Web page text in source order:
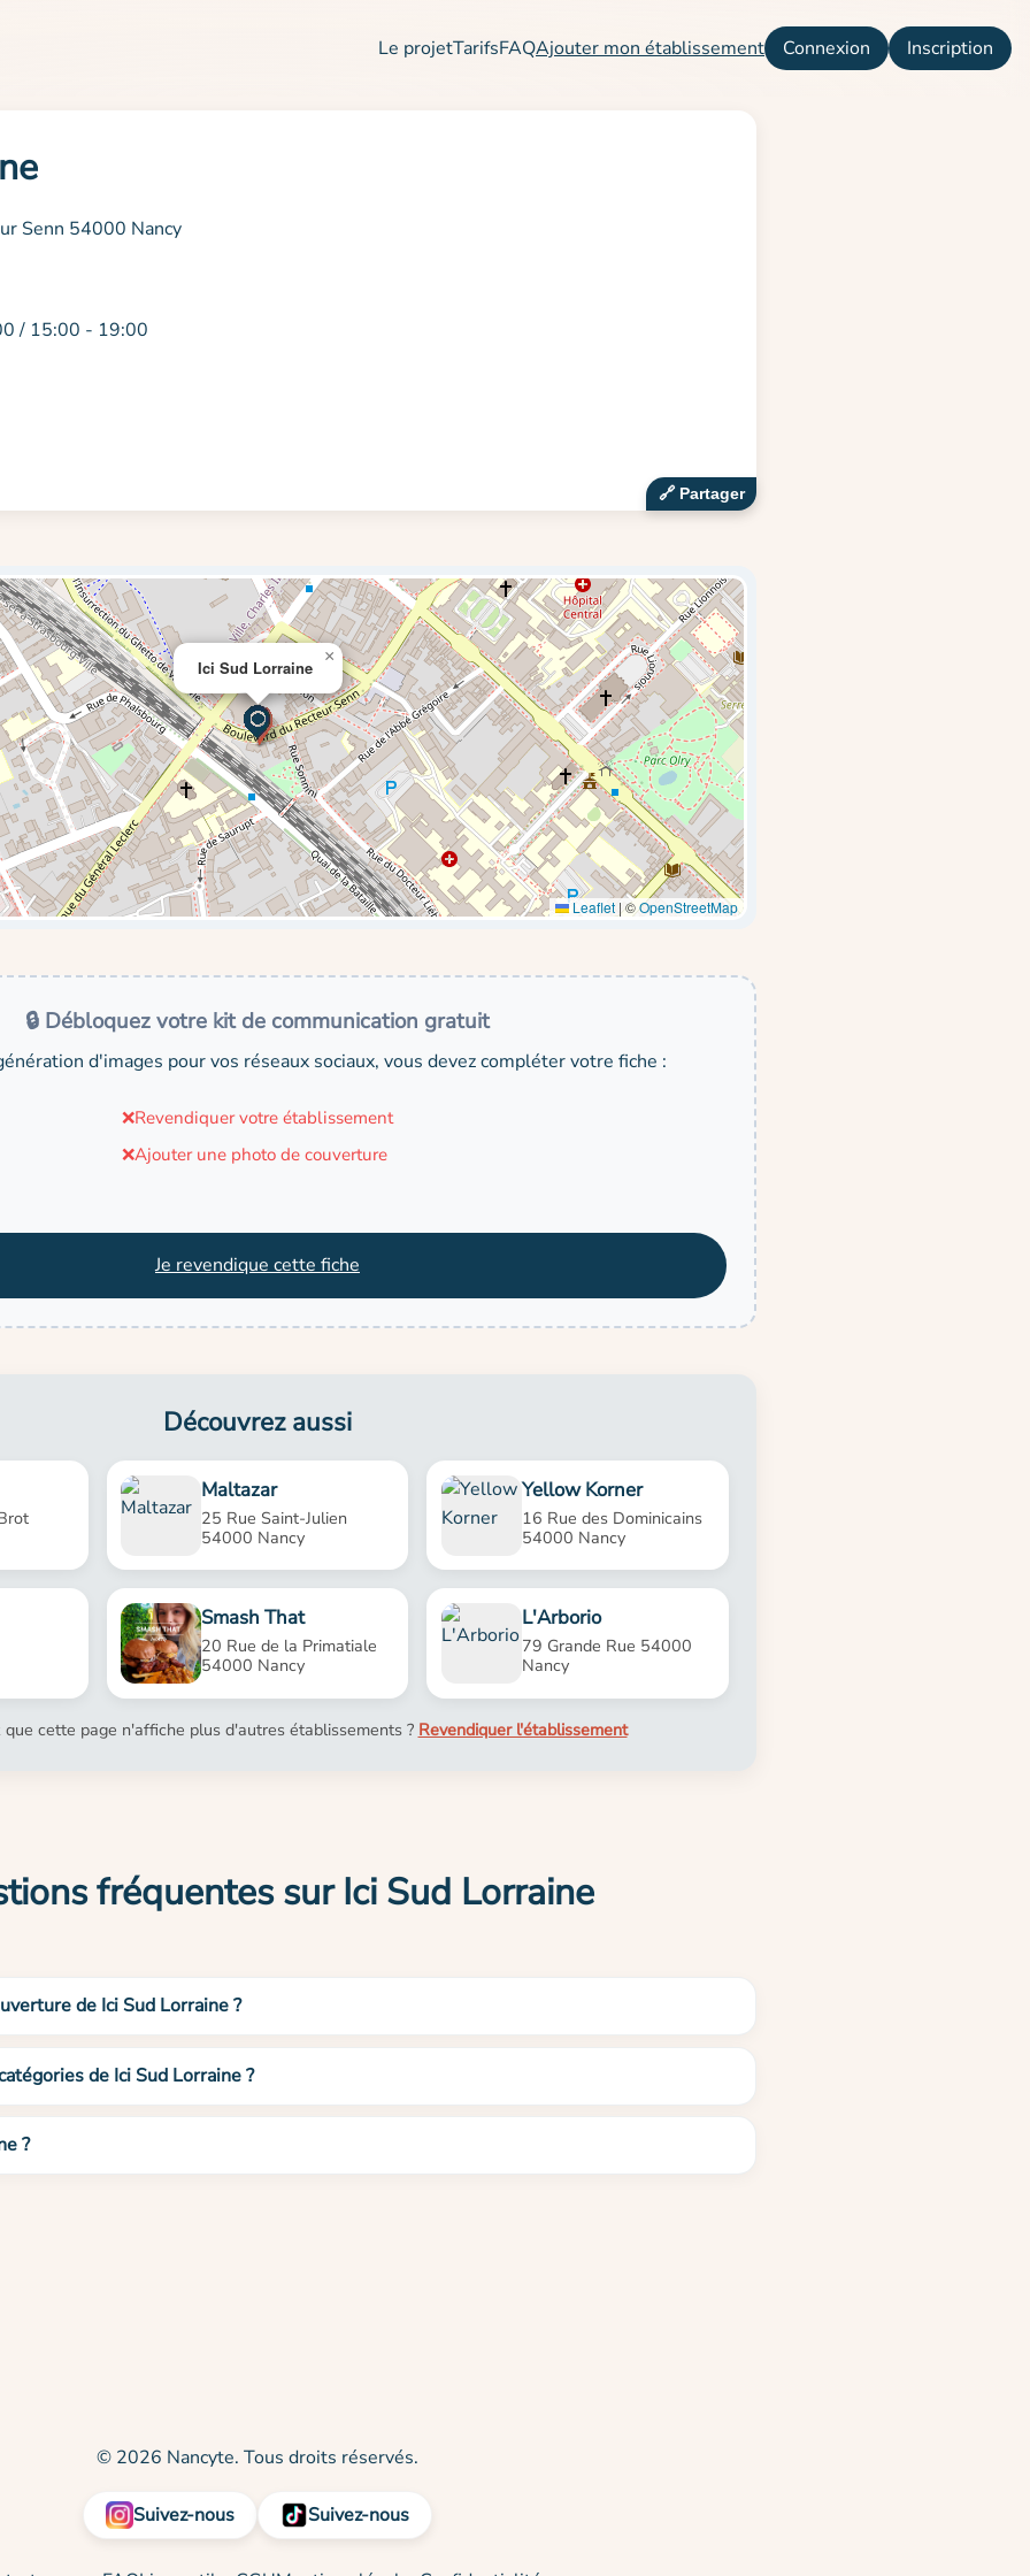
Le projetTarifsFAQAjouter mon établissement Connexion Inscription
Senn 54000 Nancy
/ 15:00 - 19:00
🔗‍️ Partager
Ici Sud Lorraine
×
Leaflet |©OpenStreetMap
🔒 Débloquez votre kit de communication gratuit
d'images pour vos réseaux sociaux, vous devez compléter votre fiche :
❌Revendiquer votre établissement
❌Ajouter une photo de couverture
Je revendique cette fiche
Découvrez aussi
Maltazar
25 Rue Saint-Julien
54000 Nancy
Yellow Korner
16 Rue des Dominicains
54000 Nancy
Smash That
20 Rue de la Primatiale
54000 Nancy
L'Arborio
79 Grande Rue 54000
Nancy
que cette page n'affiche plus d'autres établissements ? Revendiquer l'établissement
fréquentes sur Ici Sud Lorraine
de Ici Sud Lorraine ?
de Ici Sud Lorraine ?
?
© 2026 Nancyte. Tous droits réservés.
Suivez-nous Suivez-nous